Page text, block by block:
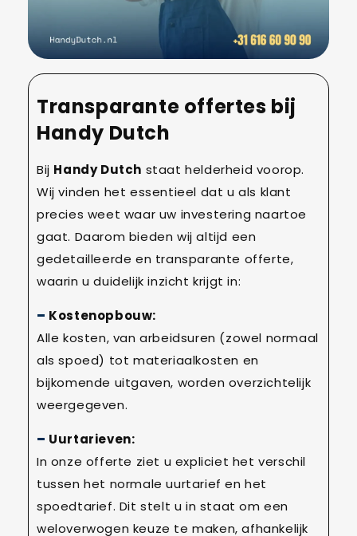
Transparante offertes bij
Handy Dutch
Bij Handy Dutch staat helderheid voorop.
Wij vinden het essentieel dat u als klant
precies weet waar uw investering naartoe
gaat. Daarom bieden wij altijd een
gedetailleerde en transparante offerte,
waarin u duidelijk inzicht krijgt in:
Kostenopbouw:
Alle kosten, van arbeidsuren (zowel normaal
als spoed) tot materiaalkosten en
bijkomende uitgaven, worden overzichtelijk
weergegeven.
Uurtarieven:
In onze offerte ziet u expliciet het verschil
tussen het normale uurtarief en het
spoedtarief. Dit stelt u in staat om een
weloverwogen keuze te maken, afhankelijk